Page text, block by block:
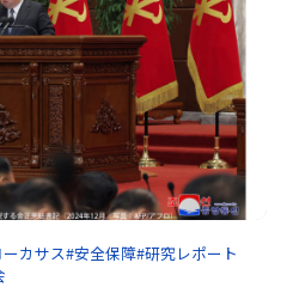
ーカサス#安全保障#研究レポート